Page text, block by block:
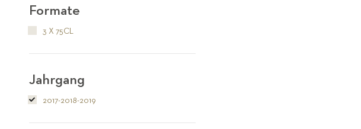
Formate
3 X 75CL
Jahrgang
2017-2018-2019